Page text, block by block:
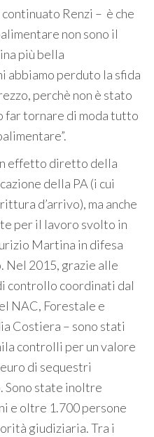
Renzi – è che
non sono il
più bella
abbiamo perduto la sfida
perchè non è stato
far tornare di moda tutto
effetto diretto della
della PA (i cui
d’arrivo), ma anche
per il lavoro svolto in
Martina in difesa
Nel 2015, grazie alle
controllo coordinati dal
NAC, Forestale e
Costiera – sono stati
controlli per un valore
di sequestri
Sono state inoltre
e oltre 1.700 persone
giudiziaria. Tra i